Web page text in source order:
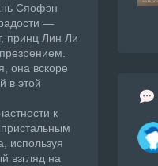
Сяофэн
—
принц Лин Ли
она вскоре
в этой
к
используя
взгляд на